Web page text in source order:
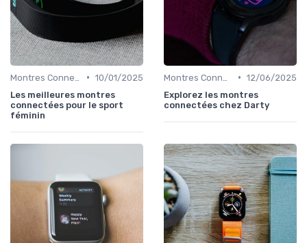
• 10/01/2025
Les meilleures montres
connectées pour le sport
féminin
• 12/06/2025
Explorez les montres
connectées chez Darty